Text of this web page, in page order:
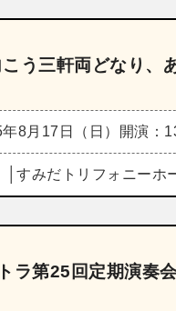
う三軒両どなり、
8月17日（日） 開演：
すみだトリフォニーホ
ラ第25回定期演奏